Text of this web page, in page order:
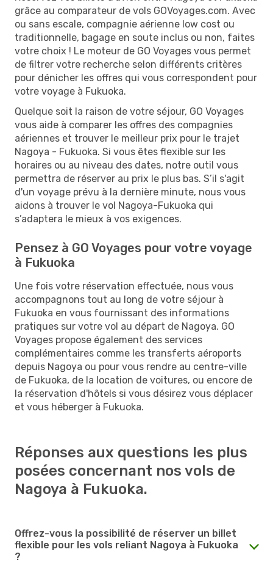
grâce au comparateur de vols GOVoyages.com. Avec
ou sans escale, compagnie aérienne low cost ou
traditionnelle, bagage en soute inclus ou non, faites
votre choix ! Le moteur de GO Voyages vous permet
de filtrer votre recherche selon différents critères
pour dénicher les offres qui vous correspondent pour
votre voyage à Fukuoka.
Quelque soit la raison de votre séjour, GO Voyages
vous aide à comparer les offres des compagnies
aériennes et trouver le meilleur prix pour le trajet
Nagoya - Fukuoka. Si vous êtes flexible sur les
horaires ou au niveau des dates, notre outil vous
permettra de réserver au prix le plus bas. S’il s'agit
d'un voyage prévu à la dernière minute, nous vous
aidons à trouver le vol Nagoya-Fukuoka qui
s’adaptera le mieux à vos exigences.
Pensez à GO Voyages pour votre voyage
à Fukuoka
Une fois votre réservation effectuée, nous vous
accompagnons tout au long de votre séjour à
Fukuoka en vous fournissant des informations
pratiques sur votre vol au départ de Nagoya. GO
Voyages propose également des services
complémentaires comme les transferts aéroports
depuis Nagoya ou pour vous rendre au centre-ville
de Fukuoka, de la location de voitures, ou encore de
la réservation d'hôtels si vous désirez vous déplacer
et vous héberger à Fukuoka.
Réponses aux questions les plus
posées concernant nos vols de
Nagoya à Fukuoka.
Offrez-vous la possibilité de réserver un billet
flexible pour les vols reliant Nagoya à Fukuoka
?